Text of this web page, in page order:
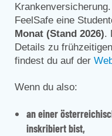
FeelSafe eine
Monat (Stand 2026).
Details zu
findest du auf der
Wenn du also:
an einer
inskribiert bist,